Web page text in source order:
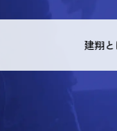
建翔